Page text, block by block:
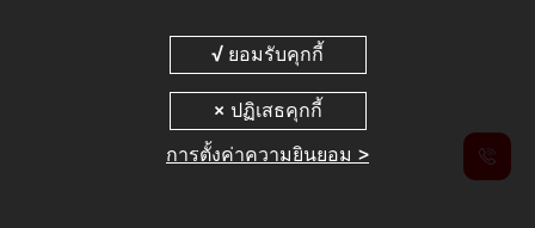
การตั้งค่าความยินยอม >